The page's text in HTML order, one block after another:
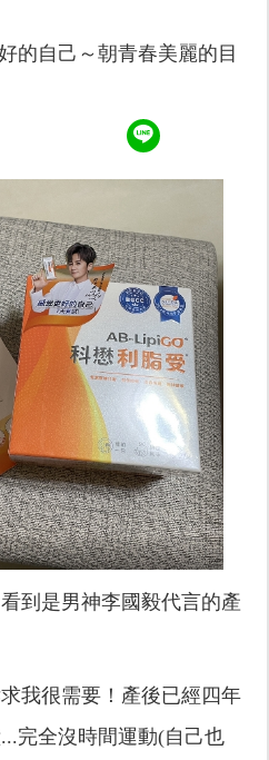
的自己～朝青春美麗的目
到是男神李國毅代言的產
我很需要！產後已經四年
完全沒時間運動(自己也